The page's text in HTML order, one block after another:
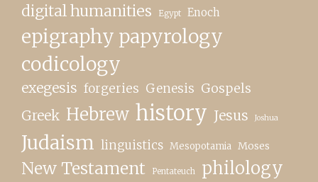
digital humanities Egypt Enoch
epigraphy papyrology
codicology
exegesis forgeries Genesis Gospels
Greek Hebrew history Jesus Joshua
Judaism linguistics Mesopotamia Moses
New Testament Pentateuch philology